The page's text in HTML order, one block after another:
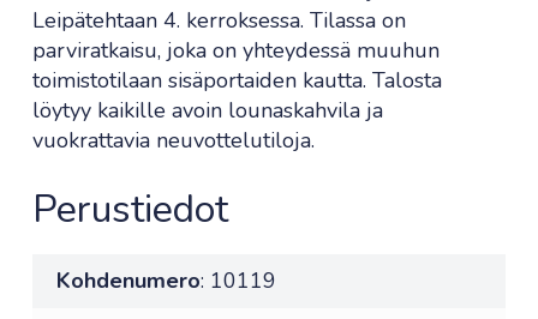
Leipätehtaan 4. kerroksessa. Tilassa on
parviratkaisu, joka on yhteydessä muuhun
toimistotilaan sisäportaiden kautta. Talosta
löytyy kaikille avoin lounaskahvila ja
vuokrattavia neuvottelutiloja.
Perustiedot
Kohdenumero: 10119